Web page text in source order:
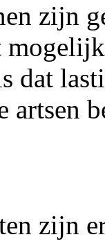
zijn
dat
zijn